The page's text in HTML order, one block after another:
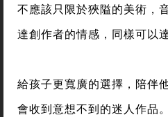
不應該只限於狹隘的美術，
達創作者的情感，同樣可以
給孩子更寬廣的選擇，陪伴
會收到意想不到的迷人作品。